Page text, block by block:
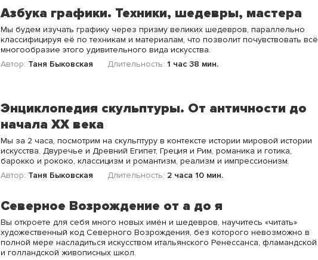
Азбука графики. Техники, шедевры, мастера
Мы будем изучать графику через призму великих шедевров, параллельно
классифицируя её по техникам и материалам, что позволит почувствовать всё
многообразие этого удивительного вида искусства.
Автор: Таня Быковская Длительность: 1 час 38 мин.
Энциклопедия скульптуры. От античности до
начала ХХ века
Мы за 2 часа, посмотрим на скульптуру в контексте истории мировой истории
искусства. Двуречье и Древний Египет, Греция и Рим, романика и готика,
барокко и рококо, классицизм и романтизм, реализм и импрессионизм.
Автор: Таня Быковская Длительность: 2 часа 10 мин.
Северное Возрождение от а до я
Вы откроете для себя много новых имён и шедевров, научитесь «читать»
художественный код Северного Возрождения, без которого невозможно в
полной мере насладиться искусством итальянского Ренессанса, фламандской
и голландской живописных школ.